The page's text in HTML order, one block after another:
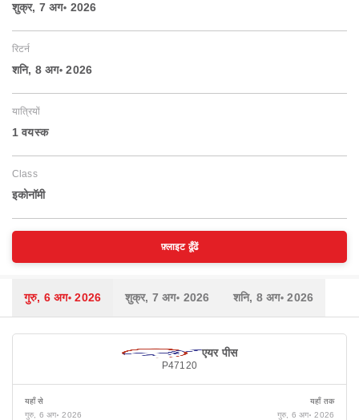
शुक्र, 7 अग॰ 2026
रिटर्न
शनि, 8 अग॰ 2026
यात्रियों
1 वयस्‍क
Class
इकोनॉमी
फ़्लाइट ढूँढें
गुरु, 6 अग॰ 2026 शुक्र, 7 अग॰ 2026 शनि, 8 अग॰ 2026
एयर पीस
P47120
यहाँ से
गुरु, 6 अग॰ 2026
यहाँ तक
गुरु, 6 अग॰ 2026